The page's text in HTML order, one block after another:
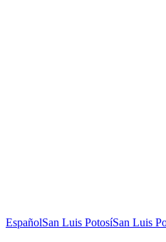
EspañolSan Luis PotosíSan Luis